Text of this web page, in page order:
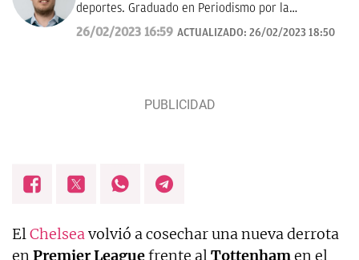
deportes. Graduado en Periodismo por la
Universidad Complutense de Madrid. Amor eterno
por la pelota.
26/02/2023 16:59 ACTUALIZADO: 26/02/2023 18:50
ElChelseavolvió a cosechar una nueva derrota
enPremier Leaguefrente alTottenhamen el